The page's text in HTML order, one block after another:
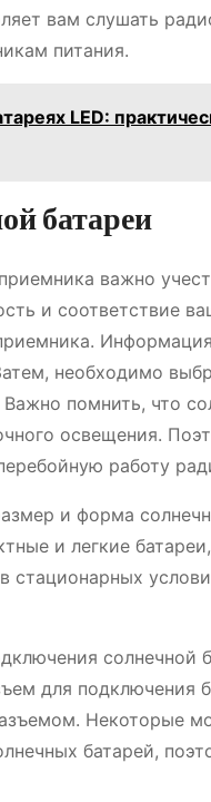
вам слушать
питания.
LED:
батареи
важно
и соответствие
необходимо
помнить, что
освещения.
работу
и форма
и легкие
стационарных
солнечной
для подключения
Некоторые
батарей,